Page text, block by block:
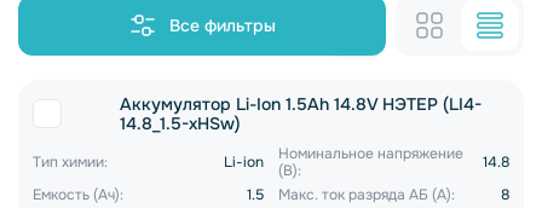
Все фильтры
Аккумулятор Li-Ion 1.5Ah 14.8V НЭТЕР (LI4-
14.8_1.5-xHSw)
Тип химии: Li-ion
Номинальное напряжение
(В):
14.8
Емкость (Ач):
1.5 Макс. ток разряда АБ (А):
8